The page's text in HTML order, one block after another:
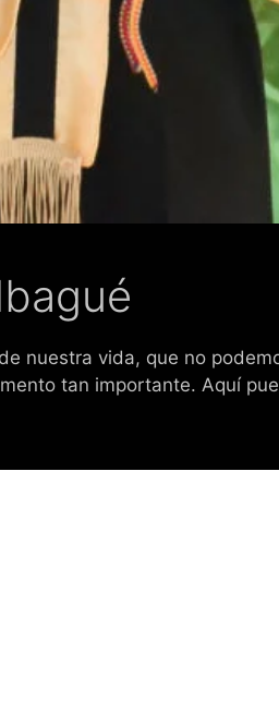
nuestra vida, que no
tan importante. Aquí